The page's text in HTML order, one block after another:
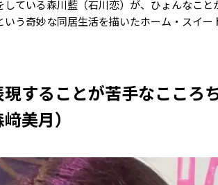
している森川藍（石川恋）が、ひょんなこ
いう奇妙な同居生活を描いたホーム・スイ
現することが苦手なここ
美月）